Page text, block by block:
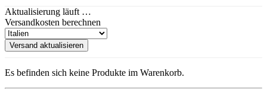
Aktualisierung läuft …
Versandkosten berechnen
Versand aktualisieren
Es befinden sich keine Produkte im Warenkorb.